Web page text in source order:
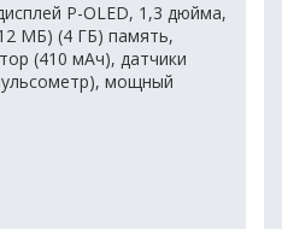
P-OLED, 1,3 дюйма,
МБ) (4 ГБ) память,
(410 мАч), датчики
мощный